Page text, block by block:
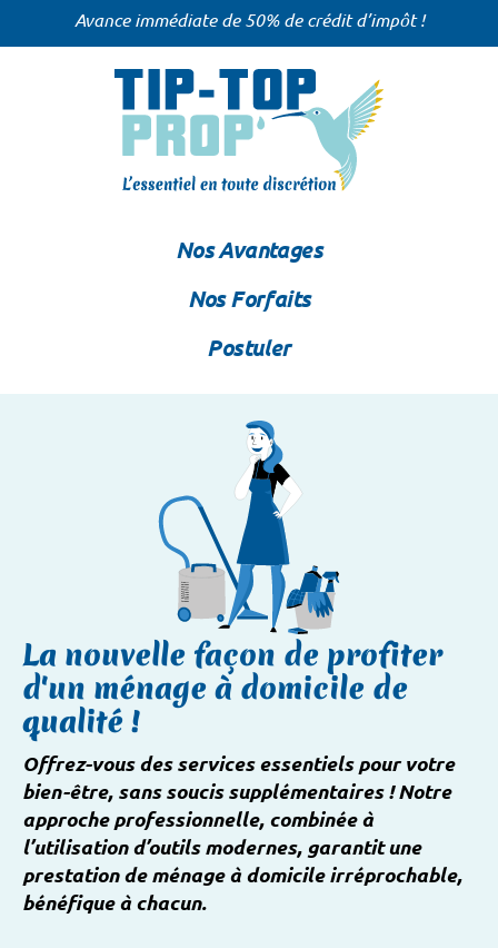
Avance immédiate de 50% de crédit d’impôt !
Nos Avantages
Nos Forfaits
Postuler
La nouvelle façon de profiter
d'un ménage à domicile de
qualité !
Offrez-vous des services essentiels pour votre
bien-être, sans soucis supplémentaires ! Notre
approche professionnelle, combinée à
l’utilisation d’outils modernes, garantit une
prestation de ménage à domicile irréprochable,
bénéfique à chacun.